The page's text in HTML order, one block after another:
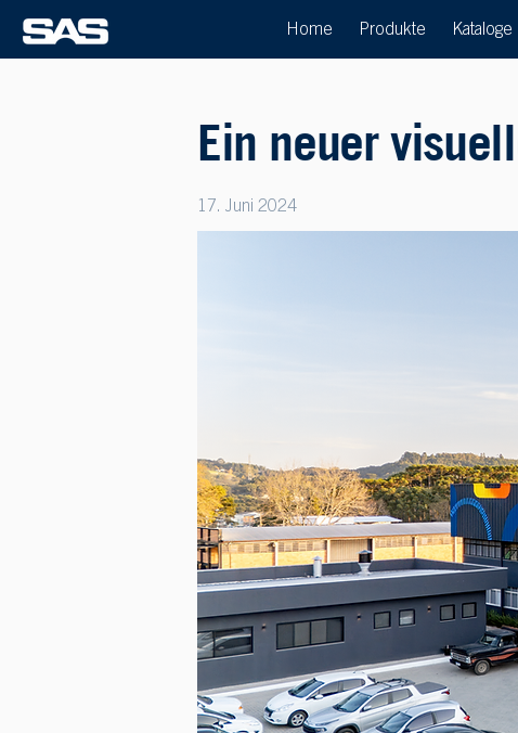
Home Produkte Kataloge
Ein neuer
17. Juni 2024